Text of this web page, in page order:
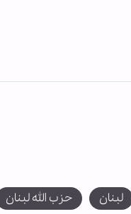
لبنان حزب الله لبنان